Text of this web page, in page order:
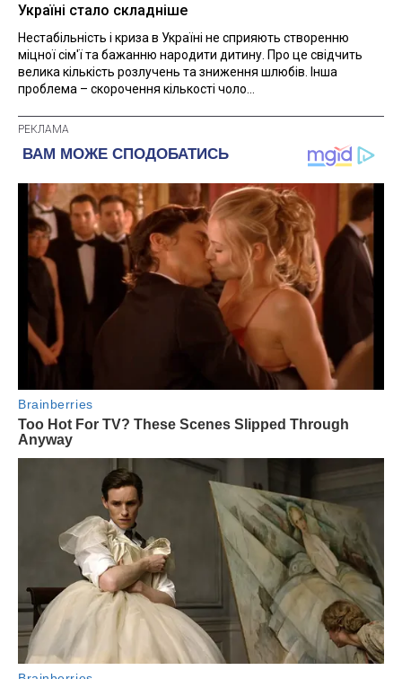
Україні стало складніше
Нестабільність і криза в Україні не сприяють створенню
міцної сім'ї та бажанню народити дитину. Про це свідчить
велика кількість розлучень та зниження шлюбів. Інша
проблема – скорочення кількості чоло...